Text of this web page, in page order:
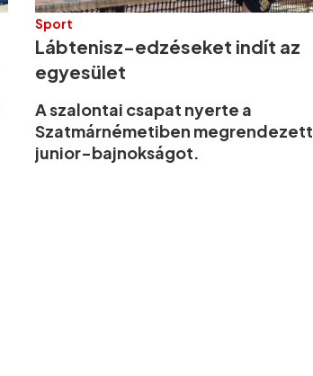
Sport
Lábtenisz-edzéseket indít az
egyesület
A szalontai csapat nyerte a
Szatmárnémetiben megrendezett
junior-bajnokságot.